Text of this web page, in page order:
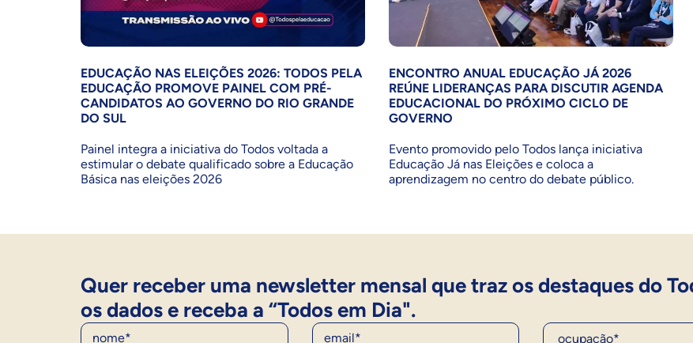
EDUCAÇÃO NAS ELEIÇÕES 2026: TODOS PELA
EDUCAÇÃO PROMOVE PAINEL COM PRÉ-
CANDIDATOS AO GOVERNO DO RIO GRANDE
DO SUL
Painel integra a iniciativa do Todos voltada a
estimular o debate qualificado sobre a Educação
Básica nas eleições 2026
ENCONTRO ANUAL EDUCAÇÃO JÁ 2026
REÚNE LIDERANÇAS PARA DISCUTIR AGENDA
EDUCACIONAL DO PRÓXIMO CICLO DE
GOVERNO
Evento promovido pelo Todos lança iniciativa
Educação Já nas Eleições e coloca a
aprendizagem no centro do debate público.
Quer receber uma newsletter mensal que traz os destaques do
os dados e receba a “Todos em Dia".
Nome E-Mail Ocupação*